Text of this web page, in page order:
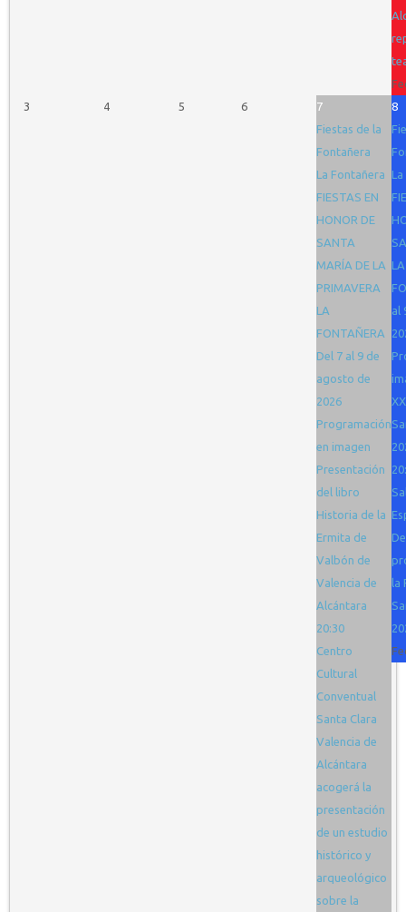
3
4 5 6
7
Fiestas de la
Fontañera
La Fontañera
FIESTAS EN
HONOR DE
SANTA
MARÍA DE LA
PRIMAVERA
LA
FONTAÑERA
Del 7 al 9 de
agosto de
2026
Programación
en imagen
Presentación
del libro
Historia de la
Ermita de
Valbón de
Valencia de
Alcántara
20:30
Centro
Cultural
Conventual
Santa Clara
Valencia de
Alcántara
acogerá la
presentación
de un estudio
histórico y
arqueológico
sobre la
8
al
la